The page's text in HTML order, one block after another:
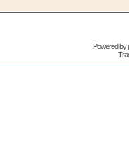
Powered by